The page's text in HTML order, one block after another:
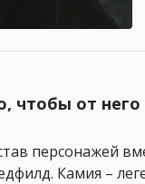
чтобы от
персонажей
Камия –